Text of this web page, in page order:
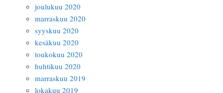
joulukuu 2020
marraskuu 2020
syyskuu 2020
kesäkuu 2020
toukokuu 2020
huhtikuu 2020
marraskuu 2019
lokakuu 2019